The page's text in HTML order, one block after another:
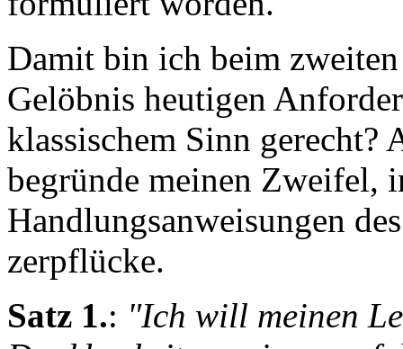
Damit bin ich beim
Gelöbnis heutigen
klassischem Sinn gerecht?
begründe meinen Zweifel,
Handlungsanweisungen
zerpflücke.
Satz 1.: "Ich will meinen